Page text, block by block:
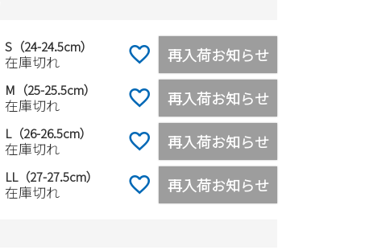
S（24-24.5cm）
在庫切れ 再入荷お知らせ
M（25-25.5cm）
在庫切れ 再入荷お知らせ
L（26-26.5cm）
在庫切れ 再入荷お知らせ
LL（27-27.5cm）
在庫切れ 再入荷お知らせ